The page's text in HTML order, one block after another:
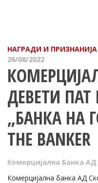
НАГРАДИ И
26/08/2022
ДЕВЕТИ ПАТ
„БАНКА НА
THE BANKER
Комерцијална Банка АД
Комерцијална банка АД